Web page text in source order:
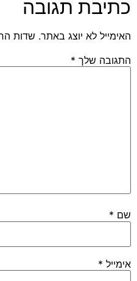
כתיבת תגובה
האימייל לא יוצג באתר. שדות
התגובה שלך *
שם *
אימייל *